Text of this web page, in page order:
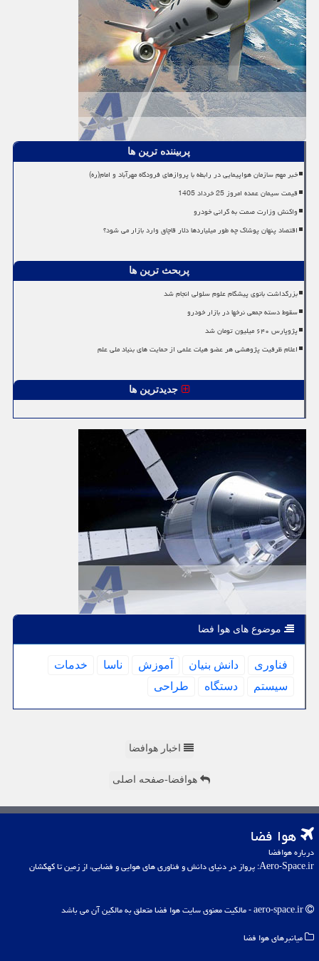
پربیننده ترین ها
خبر مهم سازمان هواپیمایی در رابطه با پروازهای فرودگاه مهرآباد و امام(ره)
قیمت سیمان عمده امروز 25 خرداد 1405
واکنش وزارت صمت به گرانی خودرو
اقتصاد پنهان پوشاک چه طور میلیاردها دلار قاچاق وارد بازار می شود؟
پربحث ترین ها
بزرگداشت بانوی پیشگام علوم سلولی انجام شد
سقوط دسته جمعی نرخها در بازار خودرو
پژوپارس ۶۴۰ میلیون تومان شد
اعلام ظرفیت پژوهشی هر عضو هیات علمی از حمایت های بنیاد ملی علم
جدیدترین ها
موضوع های هوا فضا
فناوری دانش بنیان آموزش ناسا
خدمات
سیستم
دستگاه طراحی
اخبار هوافضا
هوافضا-صفحه اصلی
هوا فضا
درباره هوافضا
Aero-Space.ir: پرواز در دنیای دانش و فناوری های هوایی و فضایی، از زمین تا کهکشان
میانبرهای هوا فضا